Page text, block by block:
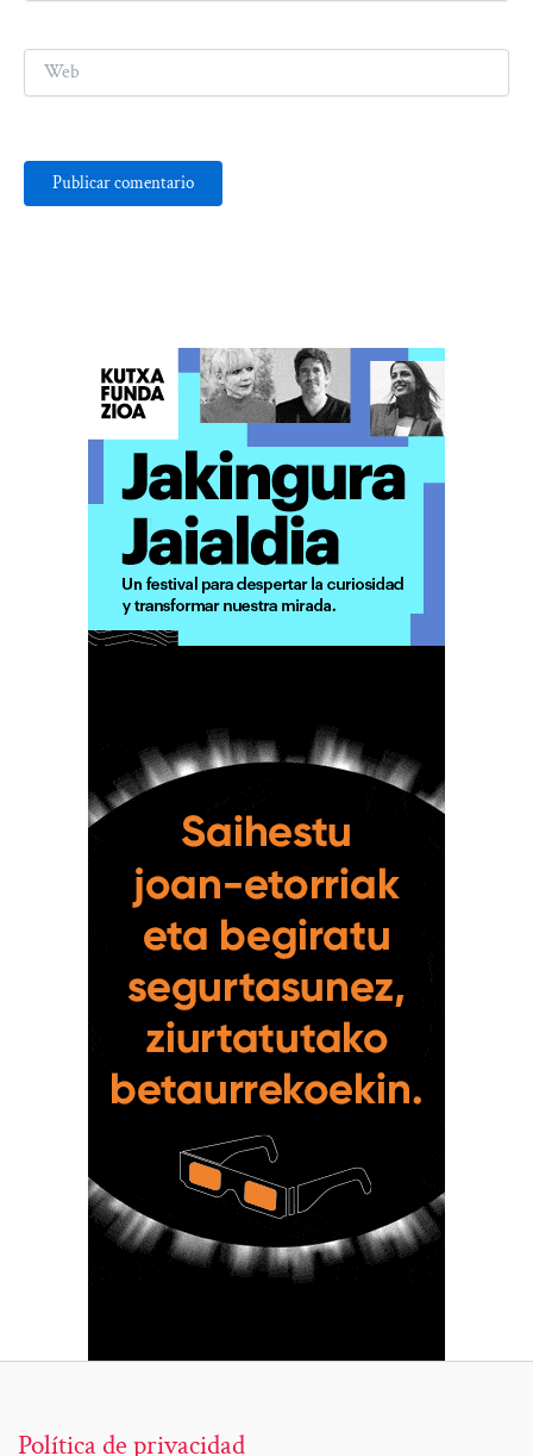
Web
Política de privacidad